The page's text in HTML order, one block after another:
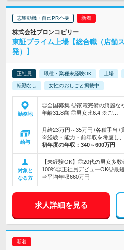
志望動機・自己PR不要
株式会社ブロンコビリー
東証プライム上場【総合職（店舗
発）】
正社員 職種・業種未経験OK 上場
転勤なし 女性のおしごと掲載中
勤務地
◎全国募集 ◎家電完備の綺麗な
年齢31.8歳 ◎男女比6:4 ※ご…
給与
月給23万円～35万円+各種手当
※経験・能力・前年収を考慮し
初年度の年収： 340～600万円
対象と
なる方
【未経験OK】◎20代の男女多
100%◎正社員デビューOK◎最
⇒平均年収660万円
求人詳細を見る